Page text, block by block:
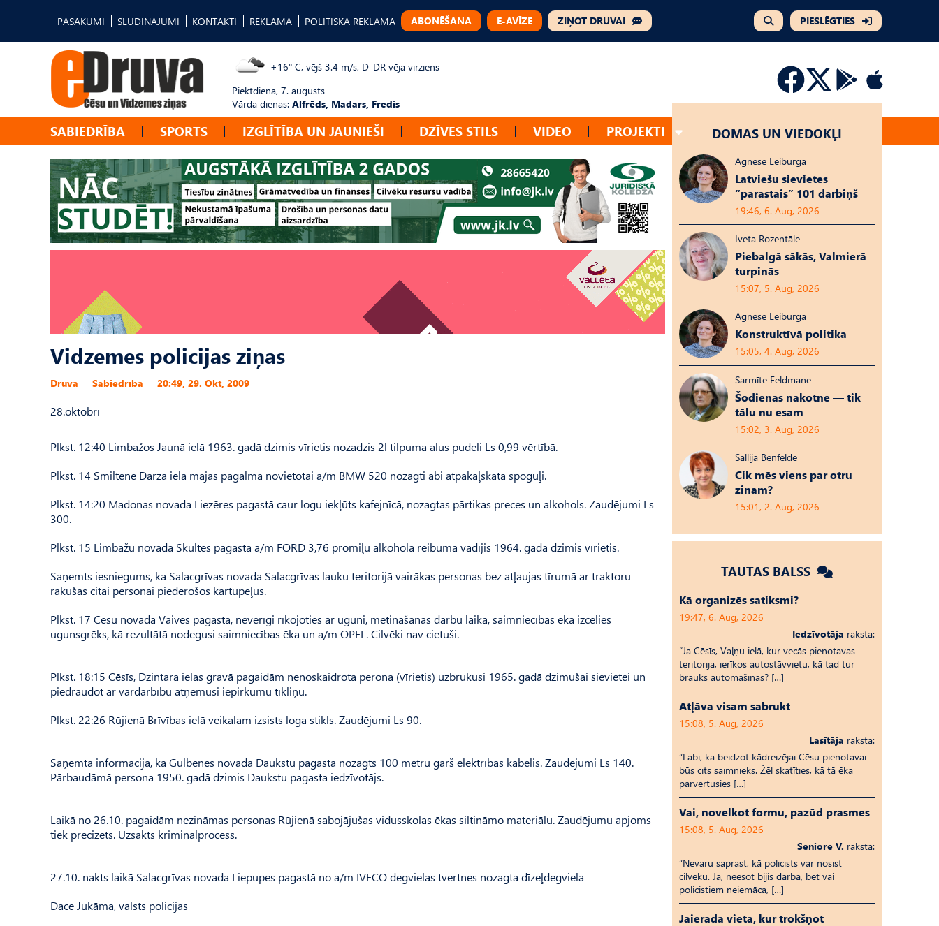
PASĀKUMI SLUDINĀJUMI KONTAKTI REKLĀMA POLITISKĀ REKLĀMA ABONĒŠANA E-AVĪZE ZIŅOT DRUVAI PIESLĒGTIES
+16° C, vējš 3.4 m/s, D-DR vēja virziens
Piektdiena, 7. augusts
Vārda dienas: Alfrēds, Madars, Fredis
SABIEDRĪBA SPORTS IZGLĪTĪBA UN JAUNIEŠI DZĪVES STILS VIDEO PROJEKTI
Vidzemes policijas ziņas
Druva Sabiedrība 20:49, 29. Okt, 2009
28.oktobrī
Plkst. 12:40 Limbažos Jaunā ielā 1963. gadā dzimis vīrietis nozadzis 2l tilpuma alus pudeli Ls 0,99 vērtībā.
Plkst. 14 Smiltenē Dārza ielā mājas pagalmā novietotai a/m BMW 520 nozagti abi atpakaļskata spoguļi.
Plkst. 14:20 Madonas novada Liezēres pagastā caur logu iekļūts kafejnīcā, nozagtas pārtikas preces un alkohols. Zaudējumi Ls
300.
Plkst. 15 Limbažu novada Skultes pagastā a/m FORD 3,76 promiļu alkohola reibumā vadījis 1964. gadā dzimis vīrietis.
Saņemts iesniegums, ka Salacgrīvas novada Salacgrīvas lauku teritorijā vairākas personas bez atļaujas tīrumā ar traktoru
rakušas citai personai piederošos kartupeļus.
Plkst. 17 Cēsu novada Vaives pagastā, nevērīgi rīkojoties ar uguni, metināšanas darbu laikā, saimniecības ēkā izcēlies
ugunsgrēks, kā rezultātā nodegusi saimniecības ēka un a/m OPEL. Cilvēki nav cietuši.
Plkst. 18:15 Cēsīs, Dzintara ielas gravā pagaidām nenoskaidrota perona (vīrietis) uzbrukusi 1965. gadā dzimušai sievietei un
piedraudot ar vardarbību atņēmusi iepirkumu tīkliņu.
Plkst. 22:26 Rūjienā Brīvības ielā veikalam izsists loga stikls. Zaudējumi Ls 90.
Saņemta informācija, ka Gulbenes novada Daukstu pagastā nozagts 100 metru garš elektrības kabelis. Zaudējumi Ls 140.
Pārbaudāmā persona 1950. gadā dzimis Daukstu pagasta iedzīvotājs.
Laikā no 26.10. pagaidām nezināmas personas Rūjienā sabojājušas vidusskolas ēkas siltināmo materiālu. Zaudējumu apjoms
tiek precizēts. Uzsākts kriminālprocess.
27.10. nakts laikā Salacgrīvas novada Liepupes pagastā no a/m IVECO degvielas tvertnes nozagta dīzeļdegviela
Dace Jukāma, valsts policijas
DOMAS UN VIEDOKĻI
Agnese Leiburga
Latviešu sievietes
“parastais” 101 darbiņš
19:46, 6. Aug, 2026
Iveta Rozentāle
Piebalgā sākās, Valmierā
turpinās
15:07, 5. Aug, 2026
Agnese Leiburga
Konstruktīvā politika
15:05, 4. Aug, 2026
Sarmīte Feldmane
Šodienas nākotne — tik
tālu nu esam
15:02, 3. Aug, 2026
Sallija Benfelde
Cik mēs viens par otru
zinām?
15:01, 2. Aug, 2026
TAUTAS BALSS
Kā organizēs satiksmi?
19:47, 6. Aug, 2026
Iedzīvotāja raksta:
“Ja Cēsīs, Vaļņu ielā, kur vecās pienotavas
teritorija, ierīkos autostāvvietu, kā tad tur
brauks automašīnas? […]
Atļāva visam sabrukt
15:08, 5. Aug, 2026
Lasītāja raksta:
“Labi, ka beidzot kādreizējai Cēsu pienotavai
būs cits saimnieks. Žēl skatīties, kā tā ēka
pārvērtusies […]
Vai, novelkot formu, pazūd prasmes
15:08, 5. Aug, 2026
Seniore V. raksta:
“Nevaru saprast, kā policists var nosist
cilvēku. Jā, neesot bijis darbā, bet vai
policistiem neiemāca, […]
Jāierāda vieta, kur trokšņot